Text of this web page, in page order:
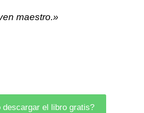
maestro.»
descargar el libro gratis?